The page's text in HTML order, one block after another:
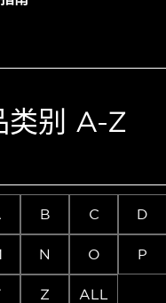
类别 A-Z
B C D
N O P
Z ALL